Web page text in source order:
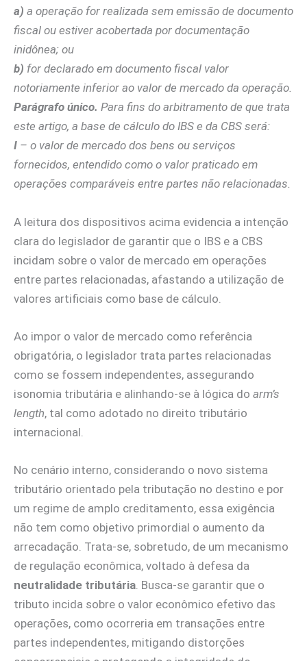
a) a operação for realizada sem emissão de documento
fiscal ou estiver acobertada por documentação
inidônea; ou
b) for declarado em documento fiscal valor
notoriamente inferior ao valor de mercado da operação.
Parágrafo único. Para fins do arbitramento de que trata
este artigo, a base de cálculo do IBS e da CBS será:
I – o valor de mercado dos bens ou serviços
fornecidos, entendido como o valor praticado em
operações comparáveis entre partes não relacionadas.
A leitura dos dispositivos acima evidencia a intenção
clara do legislador de garantir que o IBS e a CBS
incidam sobre o valor de mercado em operações
entre partes relacionadas, afastando a utilização de
valores artificiais como base de cálculo.
Ao impor o valor de mercado como referência
obrigatória, o legislador trata partes relacionadas
como se fossem independentes, assegurando
isonomia tributária e alinhando-se à lógica do arm’s
length, tal como adotado no direito tributário
internacional.
No cenário interno, considerando o novo sistema
tributário orientado pela tributação no destino e por
um regime de amplo creditamento, essa exigência
não tem como objetivo primordial o aumento da
arrecadação. Trata-se, sobretudo, de um mecanismo
de regulação econômica, voltado à defesa da
neutralidade tributária . Busca-se garantir que o
tributo incida sobre o valor econômico efetivo das
operações, como ocorreria em transações entre
partes independentes, mitigando distorções